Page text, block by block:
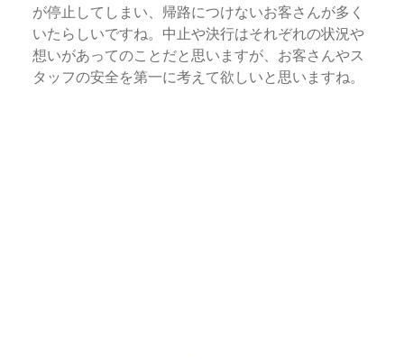
が停止してしまい、帰路につけないお客さんが多く
いたらしいですね。中止や決行はそれぞれの状況や
想いがあってのことだと思いますが、お客さんやス
タッフの安全を第一に考えて欲しいと思いますね。